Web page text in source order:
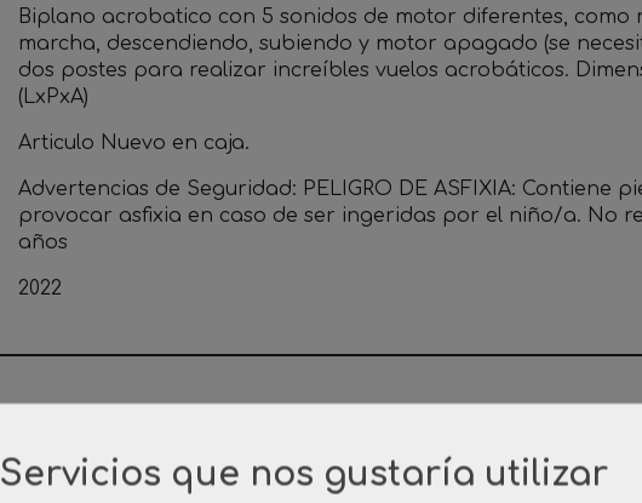
Biplano acrobatico con 5 sonidos de motor diferentes,
marcha, descendiendo, subiendo y motor apagado (se
dos postes para realizar increíbles vuelos acrobáticos.
(LxPxA)
Articulo Nuevo en caja.
Advertencias de Seguridad: PELIGRO DE ASFIXIA: Contiene
provocar asfixia en caso de ser ingeridas por el niño/a. No
años
2022
Servicios que nos gustaría utilizar